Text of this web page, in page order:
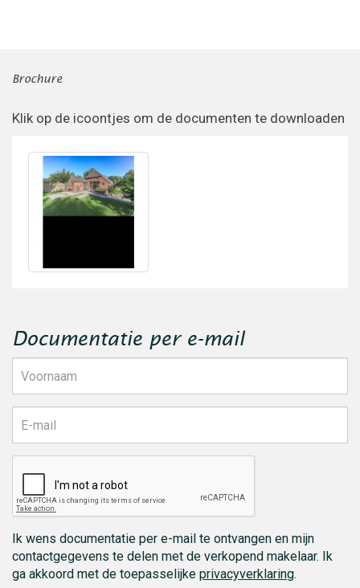
Brochure
Klik op de icoontjes om de documenten te downloaden
Download
2797298315
Documentatie per e-mail
Ik wens documentatie per e-mail te ontvangen en mijn
contactgegevens te delen met de verkopend makelaar. Ik
ga akkoord met de toepasselijke privacyverklaring.